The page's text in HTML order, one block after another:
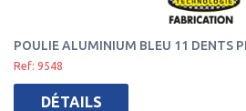
POULIE ALUMINIUM BLEU 11 DENTS
Ref: 9548
DÉTAILS